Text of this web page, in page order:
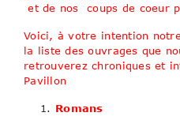
et de nos coups de coeur
Voici, à votre intention
la liste des ouvrages que
retrouverez chroniques et
Pavillon
Romans